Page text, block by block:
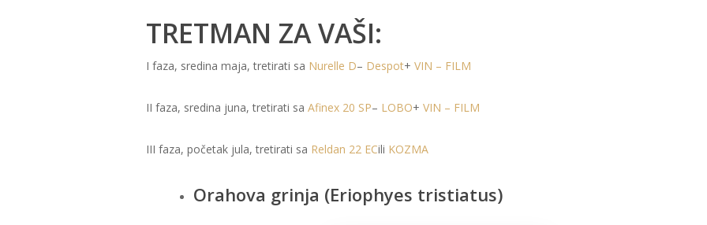
TRETMAN ZA VAŠI:
I faza, sredina maja, tretirati sa Nurelle D– Despot+ VIN – FILM
II faza, sredina juna, tretirati sa Afinex 20 SP– LOBO+ VIN – FILM
III faza, početak jula, tretirati sa Reldan 22 ECili KOZMA
Orahova grinja (Eriophyes tristiatus)